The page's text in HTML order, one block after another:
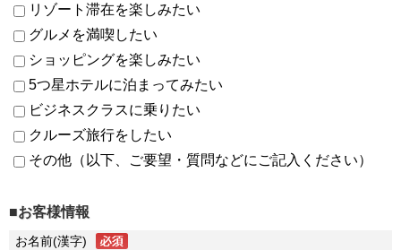
リゾート滞在を楽しみたい
グルメを満喫したい
ショッピングを楽しみたい
5つ星ホテルに泊まってみたい
ビジネスクラスに乗りたい
クルーズ旅行をしたい
その他（以下、ご要望・質問などにご記入ください）
■お客様情報
お名前(漢字)